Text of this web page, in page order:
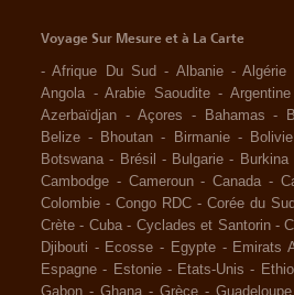
Voyage Sur Mesure et à La Carte
-Afrique Du Sud - Albanie -Algérie
Angola -Arabie Saoudite -Argentine
Azerbaïdjan - Açores - Bahamas -
Belize - Bhoutan - Birmanie - Bolivie
Botswana - Brésil - Bulgarie - Burkina
Cambodge - Cameroun - Canada -
Colombie - Congo RDC - Corée du Sud
Crète - Cuba - Cyclades et Santorin -
Djibouti - Ecosse - Egypte - Emirats
Espagne - Estonie - Etats-Unis -
Gabon - Ghana - Grèce - Guadeloupe